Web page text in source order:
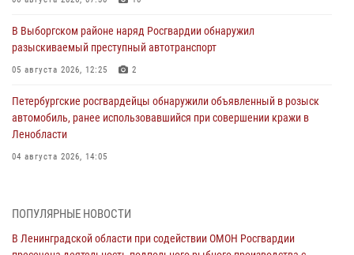
В Выборгском районе наряд Росгвардии обнаружил
разыскиваемый преступный автотранспорт
05 августа 2026, 12:25 2
Петербургские росгвардейцы обнаружили объявленный в розыск
автомобиль, ранее использовавшийся при совершении кражи в
Ленобласти
04 августа 2026, 14:05
также оказали доврачебную помощь пострадавшим
03 августа 2026, 14:15 3 1
ПОПУЛЯРНЫЕ НОВОСТИ
В Ленинградской области при содействии ОМОН Росгвардии